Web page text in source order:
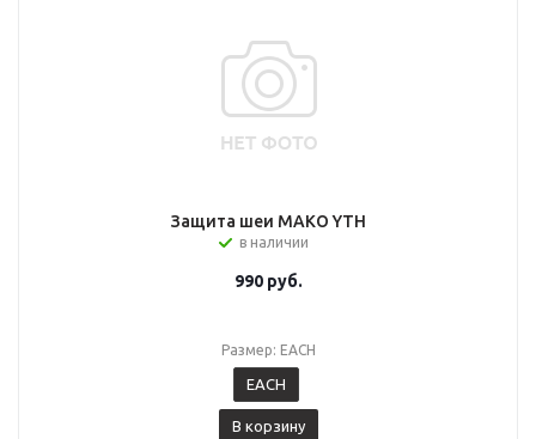
Защита шеи MAKO YTH
в наличии
990 руб.
Размер: EACH
EACH
В корзину